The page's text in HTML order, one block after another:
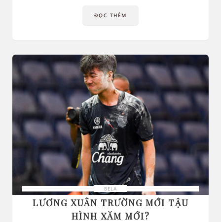
ĐỌC THÊM
BELA
LƯƠNG XUÂN TRƯỜNG MỚI TẬU
HÌNH XĂM MỚI?